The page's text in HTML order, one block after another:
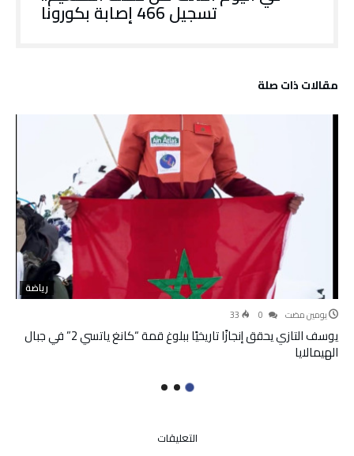
تسجيل 466 إصابة بكورونا
‫مقالات ذات صلة‬
رياضة
‫‫‫‏‫يومين مضت‬ 33
يوسف التازي يحقق إنجازًا تاريخيًا ببلوغ قمة “كانغ ياتسي 2” في جبال
الهيمالايا
التعليقات